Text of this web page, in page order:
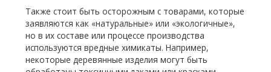
Также стоит быть осторожным с товарами, которые
заявляются как «натуральные» или «экологичные»,
но в их составе или процессе производства
используются вредные химикаты. Например,
некоторые деревянные изделия могут быть